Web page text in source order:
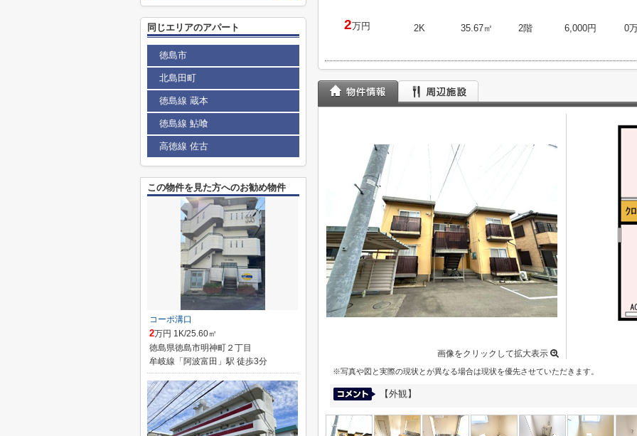
2万円 2K 35.67㎡ 2階 6,000円 0
画像をクリックして拡大表示
※写真や図と実際の現状とが異なる場合は現状を優先させていただきます。
【外観】
同じエリアのアパート
徳島市
北島田町
徳島線 蔵本
徳島線 鮎喰
高徳線 佐古
この物件を見た方へのお勧め物件
コーポ溝口
2万円 1K/25.60㎡
徳島県徳島市明神町２丁目
牟岐線「阿波富田」駅 徒歩3分